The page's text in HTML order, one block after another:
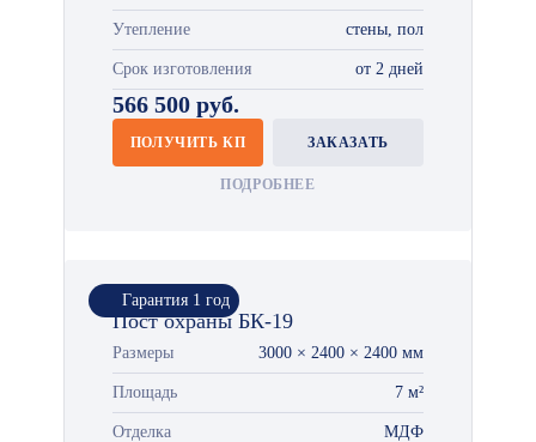
Утепление стены, пол
Срок изготовления от 2 дней
566 500 руб.
ПОЛУЧИТЬ КП ЗАКАЗАТЬ
ПОДРОБНЕЕ
Гарантия 1 год
Пост охраны БК-19
Размеры 3000 × 2400 × 2400 мм
Площадь 7 м²
Отделка МДФ